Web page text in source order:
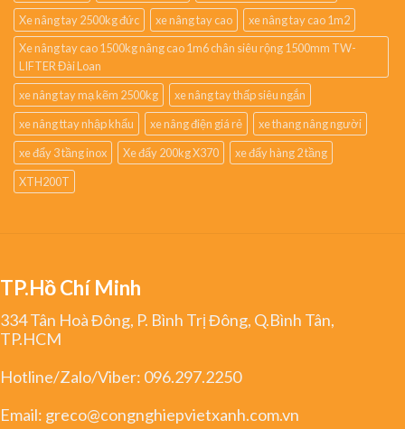
Xe nâng tay 2500kg đức
xe nâng tay cao
xe nâng tay cao 1m2
Xe nâng tay cao 1500kg nâng cao 1m6 chân siêu rộng 1500mm TW-
LIFTER Đài Loan
xe nâng tay mạ kẽm 2500kg
xe nâng tay thấp siêu ngắn
xe nâng ttay nhập khẩu
xe nâng điện giá rẻ
xe thang nâng người
xe đẩy 3 tầng inox
Xe đẩy 200kg X370
xe đẩy hàng 2 tầng
XTH200T
TP.Hồ Chí Minh
334 Tân Hoà Đông, P. Bình Trị Đông, Q.Bình Tân,
TP.HCM
Hotline/Zalo/Viber: 096.297.2250
Email: greco@congnghiepvietxanh.com.vn